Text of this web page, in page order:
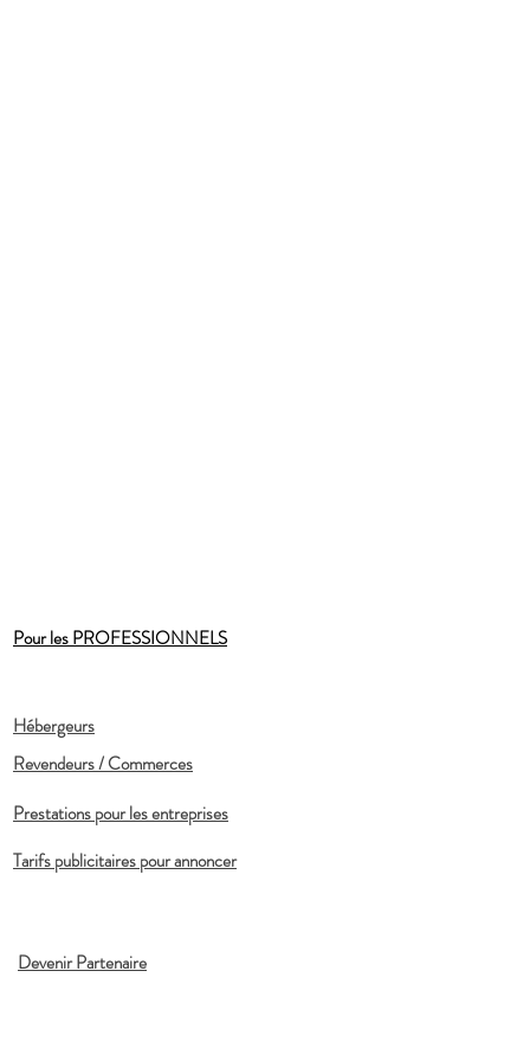
Pour les PROFESSIONNELS
Hébergeurs
Revendeurs / Commerces
Prestations pour les entreprises
Tarifs publicitaires pour annoncer
Devenir Partenaire